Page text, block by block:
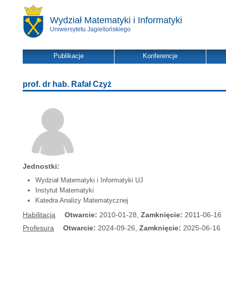
Wydział Matematyki i Informatyki
Uniwersytetu Jagiellońskiego
Publikacje Konferencje
prof. dr hab. Rafał Czyż
Jednostki:
Wydział Matematyki i Informatyki UJ
Instytut Matematyki
Katedra Analizy Matematycznej
Habilitacja Otwarcie: 2010-01-28, Zamknięcie: 2011-06-16
Profesura
Otwarcie: 2024-09-26, Zamknięcie: 2025-06-16